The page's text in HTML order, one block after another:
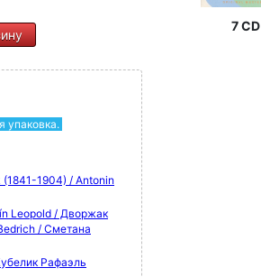
упаковка.
1904) / Antonin
Leopold / Дворжак
/ Сметана
Рафаэль
7 CD